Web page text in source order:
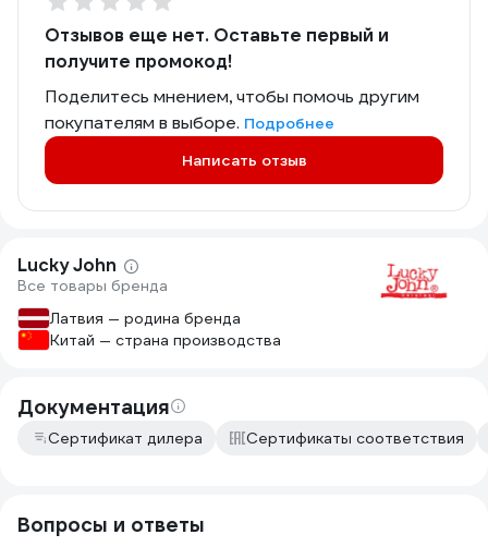
Отзывов еще нет. Оставьте первый и
получите промокод!
Поделитесь мнением, чтобы помочь другим
покупателям в выборе. Подробнее
Написать отзыв
Lucky John
Все товары бренда
Латвия — родина бренда
Китай — страна производства
Документация
Сертификат дилера Сертификаты соответствия
Вопросы и ответы